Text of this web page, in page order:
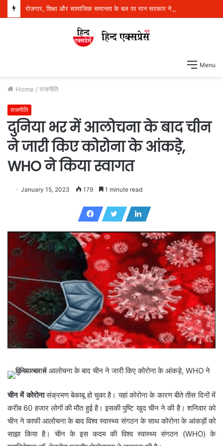
Menu
Home / राजनीति
राजनीति
दुनिया भर में आलोचना के बाद चीन
ने जारी किए कोरोना के आंकड़े,
WHO ने किया स्वागत
January 15, 2023 179 1 minute read
चीन में कोरोनासंक्रमण बेकाबू हो चुका है। यहां कोरोना के कारण बीते तीस दिनों में
करीब 60 हजार लोगों की मौत हुई है। इसकी पुष्टि खुद चीन ने की है। शनिवार को
चीन ने काफी आलोचना के बाद विश्व स्वास्थ्य संगठन के साथ कोरोना के आंकड़ों को
साझा किया है। चीन के इस कदम की विश्व स्वास्थ्य संगठन (WHO) के